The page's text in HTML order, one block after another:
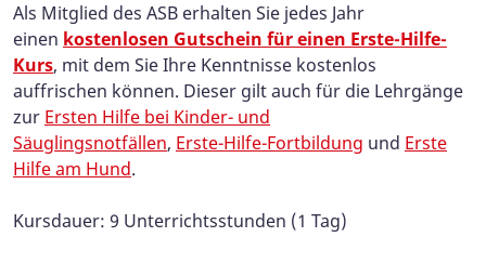
Als Mitglied des ASB erhalten Sie jedes Jahr
einen kostenlosen Gutschein für einen Erste-Hilfe-
Kurs, mit dem Sie Ihre Kenntnisse kostenlos
auffrischen können. Dieser gilt auch für die Lehrgänge
zur Ersten Hilfe bei Kinder- und
Säuglingsnotfällen, Erste-Hilfe-Fortbildung und Erste
Hilfe am Hund.
Kursdauer: 9 Unterrichtsstunden (1 Tag)